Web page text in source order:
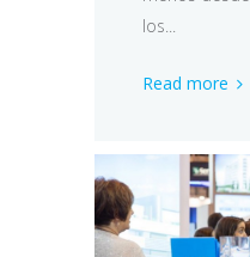
los...
Read more